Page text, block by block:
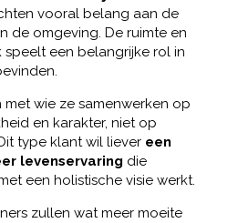
vooral belang aan de
de omgeving. De ruimte en
speelt een belangrijke rol in
met wie ze samenwerken op
en karakter, niet op
type klant wil liever een
levenservaring die
een holistische visie werkt.
zullen wat meer moeite